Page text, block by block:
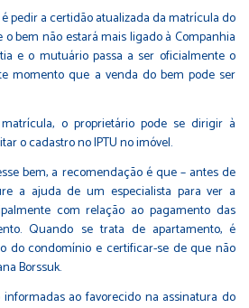
pedir a certidão atualizada da matrícula do
bem não estará mais ligado à Companhia
e o mutuário passa a ser oficialmente o
momento que a venda do bem pode ser
o proprietário pode se dirigir à
o cadastro no IPTU no imóvel.
bem, a recomendação é que – antes de
a ajuda de um especialista para ver a
com relação ao pagamento das
Quando se trata de apartamento, é
do condomínio e certificar-se de que não
Borssuk.
informadas ao favorecido na assinatura do